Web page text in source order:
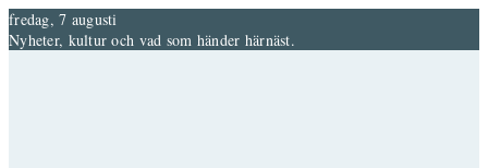
fredag, 7 augusti
Nyheter, kultur och vad som händer härnäst.